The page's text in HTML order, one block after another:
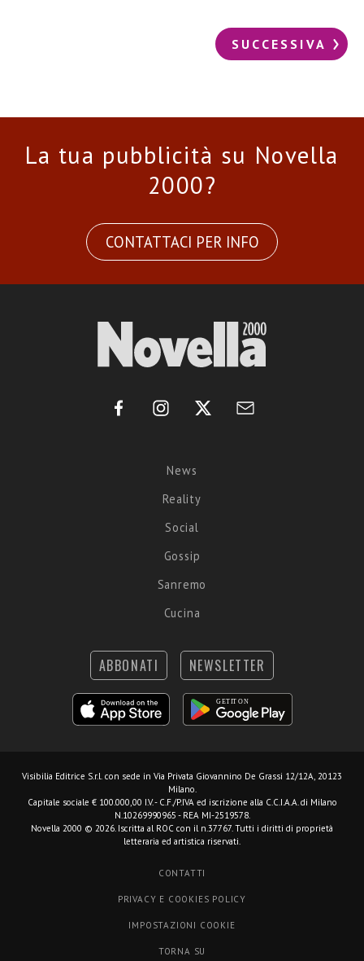
SUCCESSIVA
La tua pubblicità su Novella
2000?
CONTATTACI PER INFO
News
Reality
Social
Gossip
Sanremo
Cucina
ABBONATI NEWSLETTER
Visibilia Editrice S.r.l. con sede in Via Privata Giovannino De Grassi 12/12A, 20123
Milano.
Capitale sociale € 100.000,00 I.V. - C.F./P.IVA ed iscrizione alla C.C.I.A.A. di Milano
N.10269990965 - REA MI-2519578.
Novella 2000 © 2026. Iscritta al ROC con il n.37767. Tutti i diritti di proprietà
letteraria ed artistica riservati.
CONTATTI
PRIVACY E COOKIES POLICY
IMPOSTAZIONI COOKIE
TORNA SU